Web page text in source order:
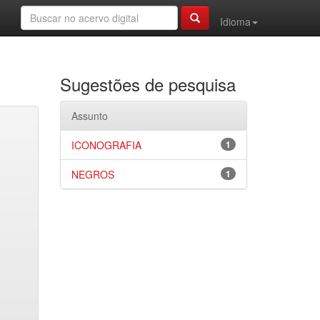
Idioma
Sugestões de pesquisa
Assunto
1
ICONOGRAFIA
1
NEGROS